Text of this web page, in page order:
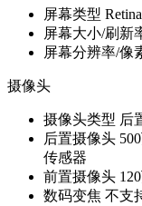
屏幕类型
屏幕大小/刷新
屏幕分辨率/像
摄像头
摄像头类型 后
后置摄像头
传感器
前置摄像头
数码变焦 不支